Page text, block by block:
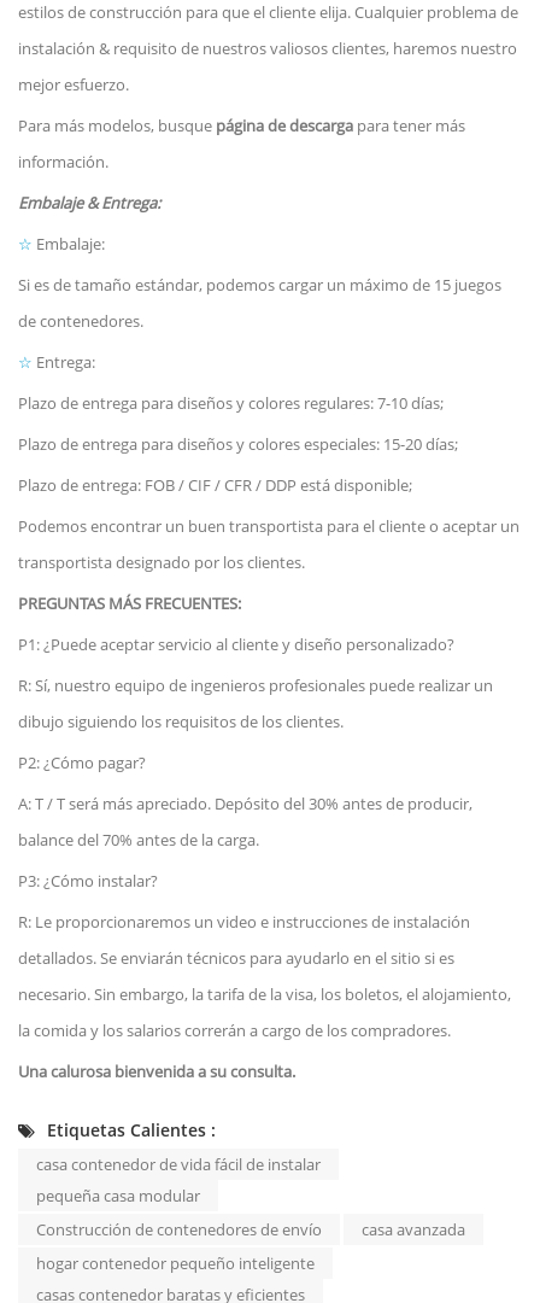
estilos de construcción para que el cliente elija. Cualquier problema de
instalación & requisito de nuestros valiosos clientes, haremos nuestro
mejor esfuerzo.
Para más modelos, busque página de descarga para tener más
información.
Embalaje & Entrega:
☆ Embalaje:
Si es de tamaño estándar, podemos cargar un máximo de 15 juegos
de contenedores.
☆ Entrega:
Plazo de entrega para diseños y colores regulares: 7-10 días;
Plazo de entrega para diseños y colores especiales: 15-20 días;
Plazo de entrega: FOB / CIF / CFR / DDP está disponible;
Podemos encontrar un buen transportista para el cliente o aceptar un
transportista designado por los clientes.
PREGUNTAS MÁS FRECUENTES:
P1: ¿Puede aceptar servicio al cliente y diseño personalizado?
R: Sí, nuestro equipo de ingenieros profesionales puede realizar un
dibujo siguiendo los requisitos de los clientes.
P2: ¿Cómo pagar?
A: T / T será más apreciado. Depósito del 30% antes de producir,
balance del 70% antes de la carga.
P3: ¿Cómo instalar?
R: Le proporcionaremos un video e instrucciones de instalación
detallados. Se enviarán técnicos para ayudarlo en el sitio si es
necesario. Sin embargo, la tarifa de la visa, los boletos, el alojamiento,
la comida y los salarios correrán a cargo de los compradores.
Una calurosa bienvenida a su consulta.
Etiquetas Calientes :
casa contenedor de vida fácil de instalar
pequeña casa modular
Construcción de contenedores de envío
casa avanzada
hogar contenedor pequeño inteligente
casas contenedor baratas y eficientes